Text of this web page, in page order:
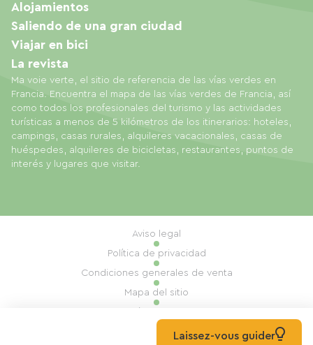
Ma voie verte, el sitio de referencia de las vías verdes en
Francia. Encuentra el mapa de las vías verdes de Francia, así
como todos los profesionales del turismo y las actividades
turísticas a menos de 5 kilómetros de los itinerarios: hoteles,
campings, casas rurales, alquileres vacacionales, casas de
huéspedes, alquileres de bicicletas, restaurantes, puntos de
interés y lugares que visitar.
Alojamientos
Saliendo de una gran ciudad
Viajar en bici
La revista
Aviso legal
Política de privacidad
Condiciones generales de venta
Mapa del sitio
Realización: Mill, PrivasLaissez-vous guider